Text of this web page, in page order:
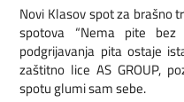
Novi Klasov spot za brašno
spotova “Nema pite bez
podgrijavanja pita ostaje
zaštitno lice AS GROUP,
spotu glumi sam sebe.